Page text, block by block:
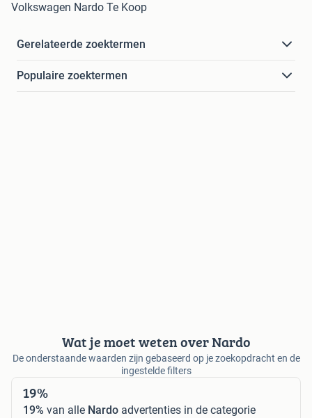
Volkswagen Nardo Te Koop
Gerelateerde zoektermen
Populaire zoektermen
Wat je moet weten over Nardo
De onderstaande waarden zijn gebaseerd op je zoekopdracht en de
ingestelde filters
19%
19% van alle Nardo advertenties in de categorie